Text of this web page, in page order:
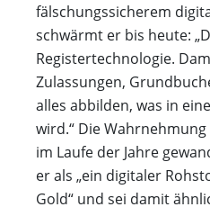
fälschungssicherem
schwärmt er bis heute:
Registertechnologie.
Zulassungen,
alles abbilden, was in
wird.“ Die
im Laufe der Jahre
er als „ein digitaler
Gold“ und sei damit